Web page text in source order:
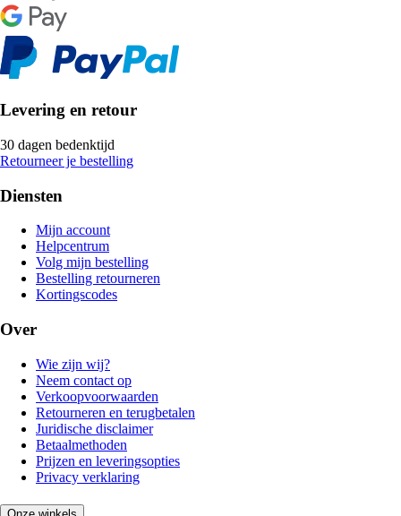
Levering en retour
30 dagen bedenktijd
Retourneer je bestelling
Diensten
Mijn account
Helpcentrum
Volg mijn bestelling
Bestelling retourneren
Kortingscodes
Over
Wie zijn wij?
Neem contact op
Verkoopvoorwaarden
Retourneren en terugbetalen
Juridische disclaimer
Betaalmethoden
Prijzen en leveringsopties
Privacy verklaring